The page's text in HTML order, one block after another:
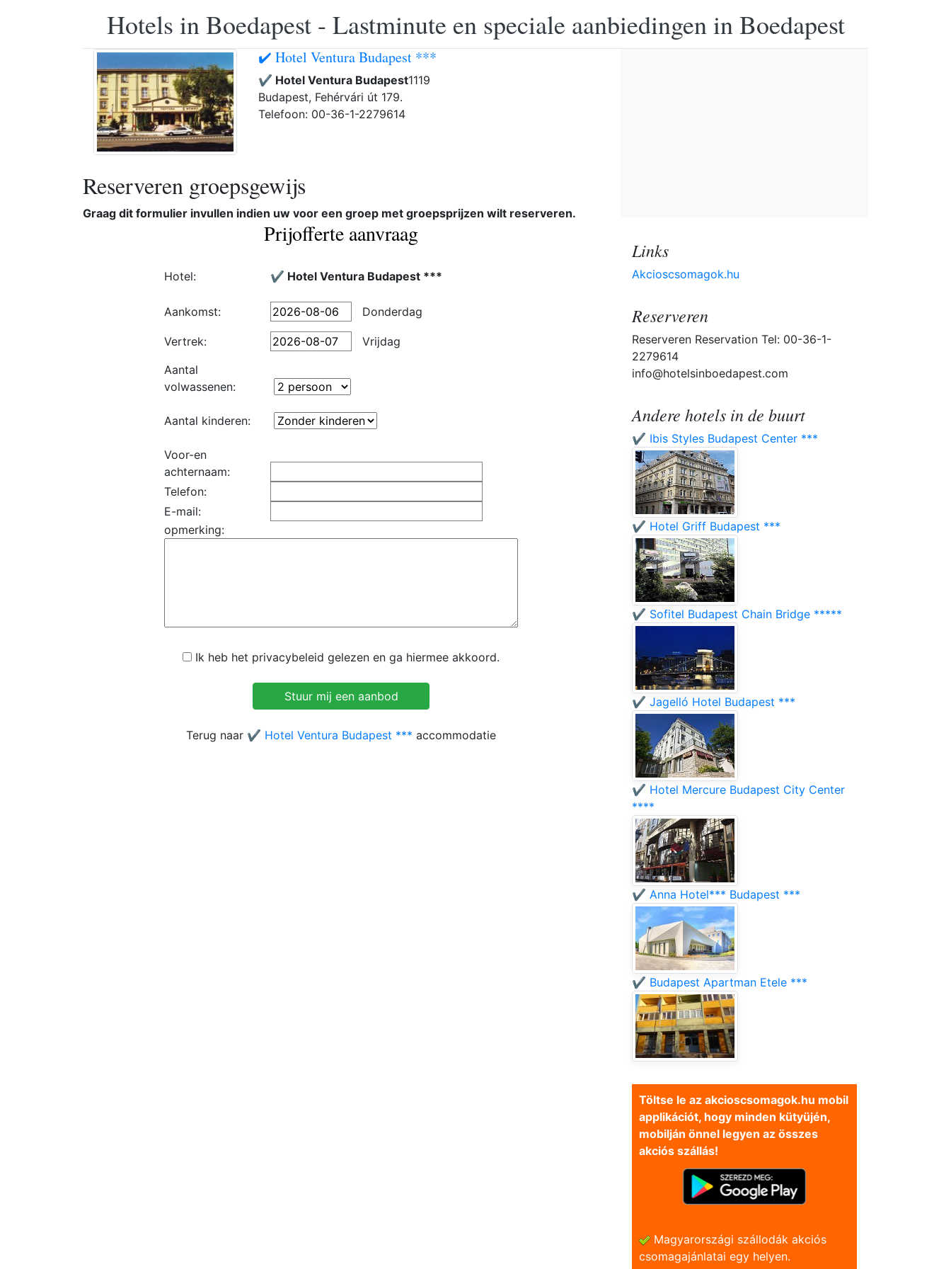
Hotels in Boedapest - Lastminute en speciale aanbiedingen in Boedapest
✔️ Hotel Ventura Budapest ***
✔️ Hotel Ventura Budapest1119
Budapest, Fehérvári út 179.
Telefoon: 00-36-1-2279614
Reserveren groepsgewijs
Graag dit formulier invullen indien uw voor een groep met groepsprijzen wilt reserveren.
Prijofferte aanvraag
Hotel: ✔️ Hotel Ventura Budapest ***
Aankomst: Donderdag
Vertrek:
Vrijdag
Aantal
volwassenen:
Aantal kinderen:
Voor-en
achternaam:
Telefon:
E-mail:
opmerking:
Ik heb het privacybeleid gelezen en ga hiermee akkoord.
Terug naar ✔️ Hotel Ventura Budapest *** accommodatie
Links
Akcioscsomagok.hu
Reserveren
Reserveren Reservation Tel: 00-36-1-
2279614
info@hotelsinboedapest.com
Andere hotels in de buurt
✔️ Ibis Styles Budapest Center ***
✔️ Hotel Griff Budapest ***
✔️ Sofitel Budapest Chain Bridge *****
✔️ Jagelló Hotel Budapest ***
✔️ Hotel Mercure Budapest City Center
****
✔️ Anna Hotel*** Budapest ***
✔️ Budapest Apartman Etele ***
Töltse le az akcioscsomagok.hu mobil
applikációt, hogy minden kütyüjén,
mobilján önnel legyen az összes
akciós szállás!
Magyarországi szállodák akciós
csomagajánlatai egy helyen.